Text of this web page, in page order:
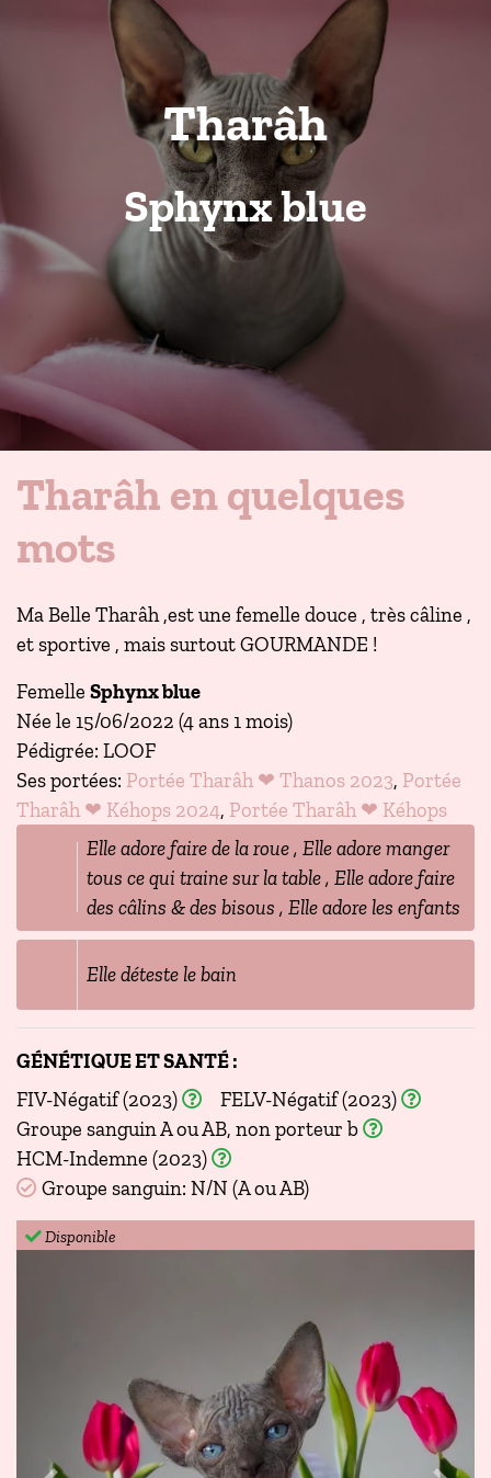
Tharâh
Sphynx blue
Disponible
Tharâh en quelques
mots
Ma Belle Tharâh ,est une femelle douce , très câline ,
et sportive , mais surtout GOURMANDE !
Femelle Sphynx blue
Née le 15/06/2022 (4 ans 1 mois)
Pédigrée: LOOF
Ses portées: Portée Tharâh ❤ Thanos 2023, Portée
Tharâh ❤ Kéhops 2024, Portée Tharâh ❤ Kéhops
Elle adore faire de la roue , Elle adore manger
tous ce qui traine sur la table , Elle adore faire
des câlins & des bisous , Elle adore les enfants
Elle déteste le bain
GÉNÉTIQUE ET SANTÉ :
FIV-Négatif (2023)
FELV-Négatif (2023)
Groupe sanguin A ou AB, non porteur b
HCM-Indemne (2023)
Groupe sanguin: N/N (A ou AB)